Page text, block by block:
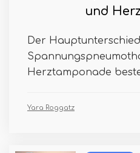
und
Der
Herztamponade
Yara Roggatz